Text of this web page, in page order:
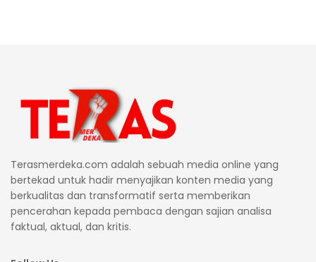
Terasmerdeka.com adalah sebuah media online yang
bertekad untuk hadir menyajikan konten media yang
berkualitas dan transformatif serta memberikan
pencerahan kepada pembaca dengan sajian analisa
faktual, aktual, dan kritis.